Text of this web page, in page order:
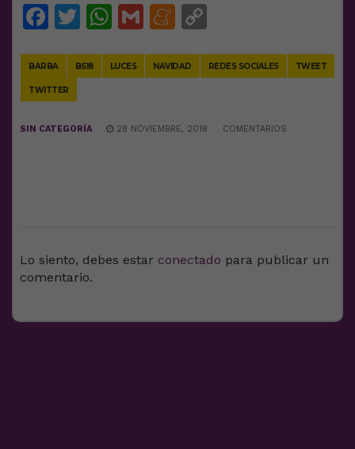
Facebook
Twitter
WhatsApp
GmailMeneame
BARBA BS18 LUCES NAVIDAD REDES SOCIALES TWEET
TWITTER
SIN CATEGORÍA 28 NOVIEMBRE, 2018 COMENTARIOS
Lo siento, debes estar conectado para publicar un
comentario.